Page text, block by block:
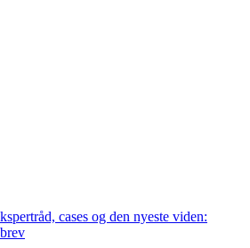
cases og den nyeste viden: